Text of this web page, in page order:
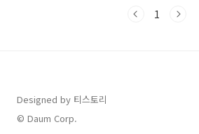
감당하지 못하고 물러나는 것을 말합니다. 이는
을 미칩니다. 2. 자진사퇴의 역사적 사례한국 역
대 대통령 중 자진사퇴 경우는 몇 차례 있었습니
다. 박정희 전 대통령은 1979년 10월 학생..
1
Designed by 티스토리
© Daum Corp.